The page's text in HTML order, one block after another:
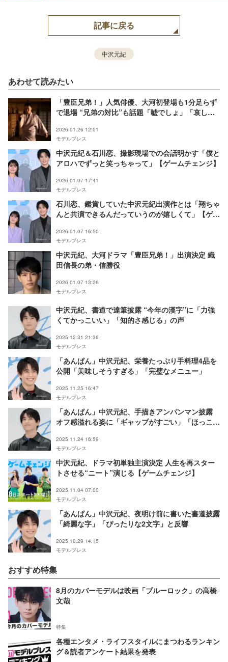
記事に戻る
中沢元紀
あわせて読みたい
「豊臣兄弟！」人気俳優、大河初登場も1分足らず
で退場 “兄弟の対比”も話題「嘘でしょ」「哀しす
2026.01.26 12:01
モデルプレス
中沢元紀＆石川恋、撮影現場での会話明かす「僕と
アロハでずっと笑っちゃって」【ゲームチェンジ】
2026.01.07 17:41
モデルプレス
石川恋、鑑賞していた中沢元紀出演作とは「翔ちゃ
んと共演できるんだっていうのが嬉しくて」【ゲー
2026.01.07 16:50
モデルプレス
中沢元紀、大河ドラマ「豊臣兄弟！」出演決定 織
田信長の弟・信勝役
2026.01.07 13:26
モデルプレス
中沢元紀、書道で達筆披露 “今年の漢字”に「力強
くてかっこいい」「知的さ感じる」の声
2025.12.31 21:36
モデルプレス
「あんぱん」中沢元紀、栄養たっぷり手料理4品を
公開「美味しそうすぎる」「完璧なメニュー」
2025.11.25 16:47
モデルプレス
「あんぱん」中沢元紀、手描きアンパンマン披露
オフ感溢れる姿に「ギャップがすごい」「ほっこり
2025.11.24 16:59
モデルプレス
中沢元紀、ドラマ初単独主演決定 人生を再スター
トさせる“ニート”演じる【ゲームチェンジ】
2025.11.04 07:00
モデルプレス
「あんぱん」中沢元紀、夜明け前に書いた書道披露
「綺麗な字」「ぴったりな2文字」と反響
2025.10.29 14:15
モデルプレス
おすすめ特集
8月のカバーモデルは映画「ブルーロック」の高橋
文哉
特集
各種エンタメ・ライフスタイルにまつわるランキン
グ＆読者アンケート結果を発表